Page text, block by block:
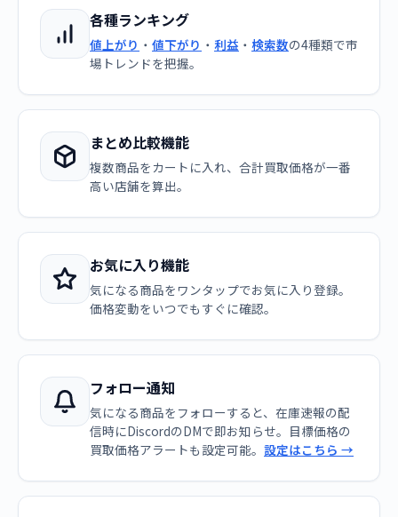
各種ランキング
値上がり ・ 値下がり ・ 利益 ・ 検索数の4種類で市
場トレンドを把握。
まとめ比較機能
複数商品をカートに入れ、合計買取価格が一番
高い店舗を算出。
お気に入り機能
気になる商品をワンタップでお気に入り登録。
価格変動をいつでもすぐに確認。
フォロー通知
気になる商品をフォローすると、在庫速報の配
信時にDiscordのDMで即お知らせ。目標価格の
買取価格アラートも設定可能。 設定はこちら →